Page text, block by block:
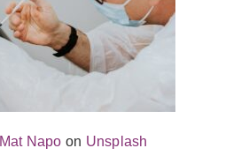
Mat Napo on Unsplash